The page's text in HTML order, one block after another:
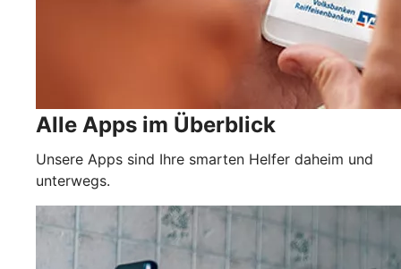
Alle Apps im Überblick
Unsere Apps sind Ihre smarten Helfer daheim und
unterwegs.